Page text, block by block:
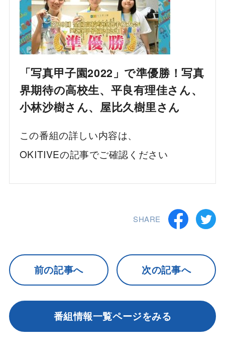
「写真甲子園2022」で準優勝！写真
界期待の高校生、平良有理佳さん、
小林沙樹さん、屋比久樹里さん
この番組の詳しい内容は、
OKITIVEの記事でご確認ください
SHARE
前の記事へ 次の記事へ
番組情報一覧ページをみる